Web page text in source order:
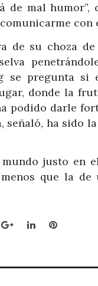
de mal humor”,
con
de su choza
se pregunta si
donde la
podido darle
señaló, ha sido
mundo justo en
que la de
Google+LinkedInPinterest